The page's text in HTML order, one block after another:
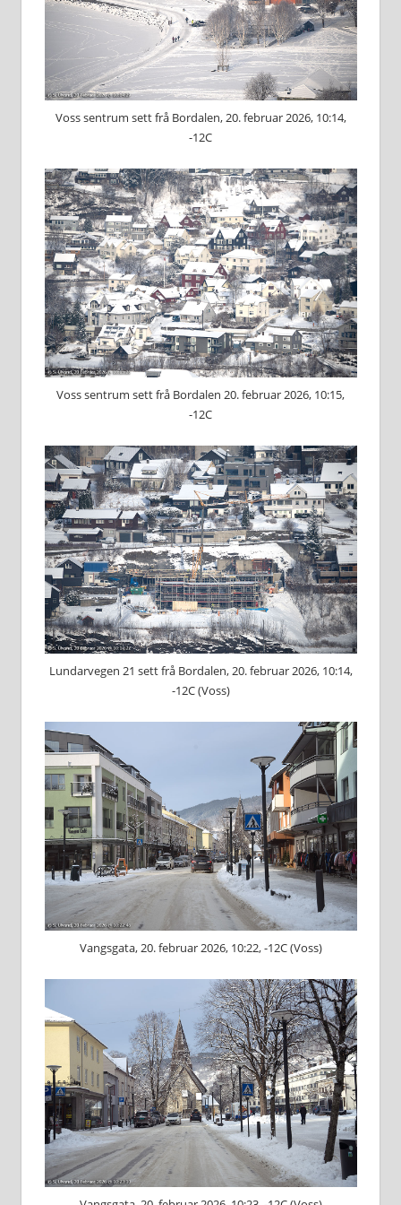
Voss sentrum sett frå Bordalen, 20. februar 2026, 10:14,
-12C
Voss sentrum sett frå Bordalen 20. februar 2026, 10:15,
-12C
Lundarvegen 21 sett frå Bordalen, 20. februar 2026, 10:14,
-12C (Voss)
Vangsgata, 20. februar 2026, 10:22, -12C (Voss)